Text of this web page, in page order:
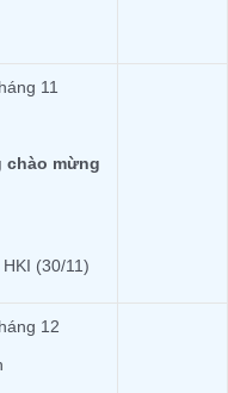
11
chào mừng
(30/11)
12